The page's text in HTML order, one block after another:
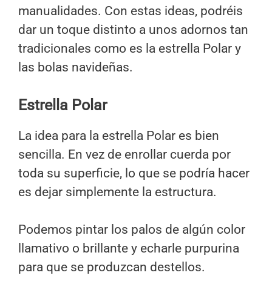
manualidades. Con estas ideas, podréis
dar un toque distinto a unos adornos tan
tradicionales como es la estrella Polar y
las bolas navideñas.
Estrella Polar
La idea para la estrella Polar es bien
sencilla. En vez de enrollar cuerda por
toda su superficie, lo que se podría hacer
es dejar simplemente la estructura.
Podemos pintar los palos de algún color
llamativo o brillante y echarle purpurina
para que se produzcan destellos.